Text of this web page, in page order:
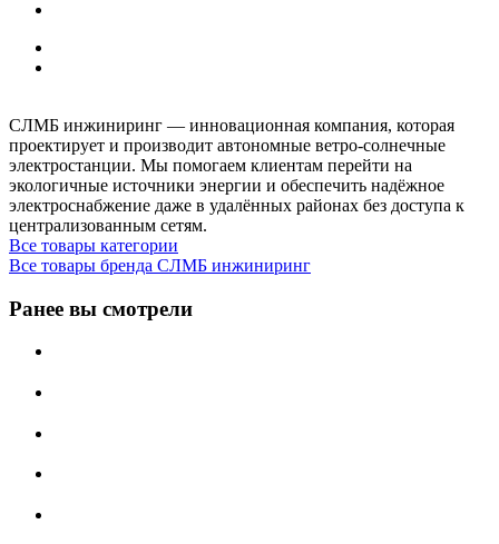
СЛМБ инжиниринг — инновационная компания, которая
проектирует и производит автономные ветро‑солнечные
электростанции. Мы помогаем клиентам перейти на
экологичные источники энергии и обеспечить надёжное
электроснабжение даже в удалённых районах без доступа к
централизованным сетям.
Все товары категории
Все товары бренда СЛМБ инжиниринг
Ранее вы смотрели